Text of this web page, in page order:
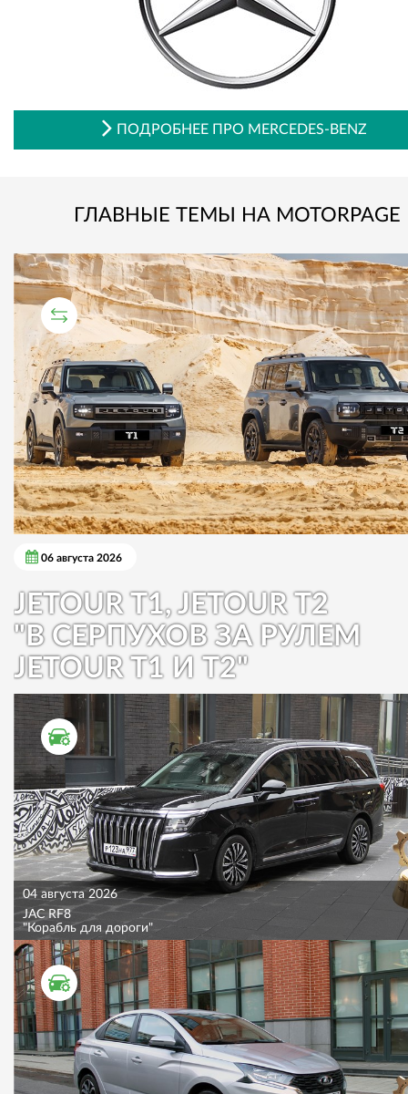
ПОДРОБНЕЕ ПРО MERCEDES-BENZ
ГЛАВНЫЕ ТЕМЫ НА MOTORPAGE
СРАВНИТЕЛЬНЫЙ ТЕСТ
06 августа 2026
JETOUR T1, JETOUR T2
"В СЕРПУХОВ ЗА РУЛЕМ
JETOUR T1 И T2"
ТЕСТ ДРАЙВ
04 августа 2026
JAC RF8
"Корабль для дороги"
ТЕСТ ДРАЙВ